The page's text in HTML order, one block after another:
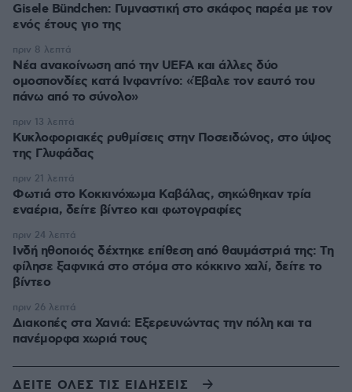
Gisele Bündchen: Γυμναστική στο σκάφος παρέα με τον
ενός έτους γιο της
Νέα ανακοίνωση από την UEFA και άλλες δύο
ομοσπονδίες κατά Ινφαντίνο: «Έβαλε τον εαυτό του
πάνω από το σύνολο»
πριν 8 λεπτά
Κυκλοφοριακές ρυθμίσεις στην Ποσειδώνος, στο ύψος
της Γλυφάδας
πριν 13 λεπτά
Φωτιά στο Κοκκινόχωμα Καβάλας, σηκώθηκαν τρία
εναέρια, δείτε βίντεο και φωτογραφίες
πριν 21 λεπτά
Ινδή ηθοποιός δέχτηκε επίθεση από θαυμάστριά της: Τη
φίλησε ξαφνικά στο στόμα στο κόκκινο χαλί, δείτε το
βίντεο
πριν 24 λεπτά
Διακοπές στα Χανιά: Εξερευνώντας την πόλη και τα
πανέμορφα χωριά τους
πριν 26 λεπτά
ΔΕΙΤΕ ΟΛΕΣ ΤΙΣ ΕΙΔΗΣΕΙΣ